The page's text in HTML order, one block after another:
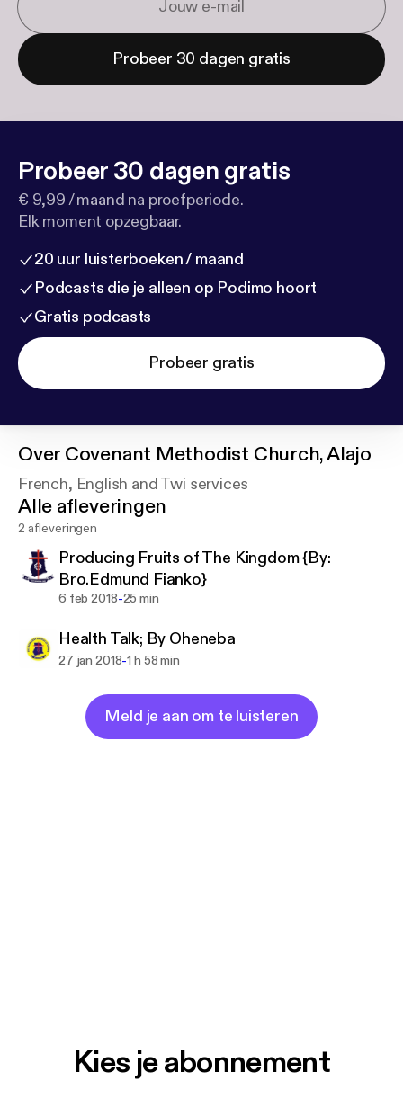
Probeer 30 dagen gratis
Probeer 30 dagen gratis
€ 9,99 / maand na proefperiode.
Elk moment opzegbaar.
20 uur luisterboeken / maand
Podcasts die je alleen op Podimo hoort
Gratis podcasts
Probeer gratis
Over Covenant Methodist Church, Alajo
French, English and Twi services
Alle afleveringen
2 afleveringen
Producing Fruits of The Kingdom {By:
Bro.Edmund Fianko}
6 feb 2018-25 min
Health Talk; By Oheneba
27 jan 2018-1 h 58 min
Meld je aan om te luisteren
Kies je abonnement